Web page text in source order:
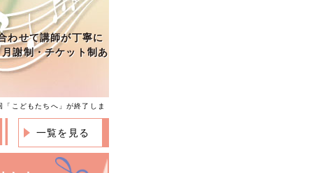
わせて講師が丁寧に
謝制・チケット制あ
こどもたちへ」が終了しま
一覧を見る